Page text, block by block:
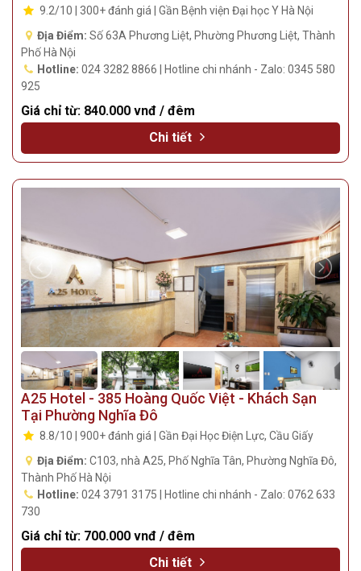
9.2/10 | 300+ đánh giá | Gần Bệnh viện Đại học Y Hà Nội
Địa Điểm: Số 63A Phương Liệt, Phường Phương Liệt, Thành
Phố Hà Nội
Hotline: 024 3282 8866 | Hotline chi nhánh - Zalo: 0345 580
925
Giá chỉ từ: 840.000 vnđ / đêm
Chi tiết
A25 Hotel - 385 Hoàng Quốc Việt - Khách Sạn
Tại Phường Nghĩa Đô
8.8/10 | 900+ đánh giá | Gần Đại Học Điện Lực, Cầu Giấy
Địa Điểm: C103, nhà A25, Phố Nghĩa Tân, Phường Nghĩa Đô,
Thành Phố Hà Nội
Hotline: 024 3791 3175 | Hotline chi nhánh - Zalo: 0762 633
730
Giá chỉ từ: 700.000 vnđ / đêm
Chi tiết